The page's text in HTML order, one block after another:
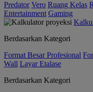
Predator Vero Ruang Kelas
Entertainment Gaming
Berdasarkan Kategori
Format Besar Profesional
Wall Layar Etalase
Berdasarkan Kategori